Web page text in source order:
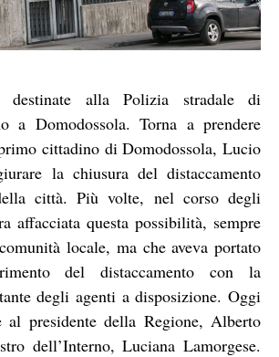
alla Polizia stradale di
a Domodossola. Torna a prendere
cittadino di Domodossola, Lucio
la chiusura del distaccamento
città. Più volte, nel corso degli
affacciata questa possibilità, sempre
locale, ma che aveva portato
del distaccamento con la
degli agenti a disposizione. Oggi
al presidente della Regione, Alberto
dell’Interno, Luciana Lamorgese.